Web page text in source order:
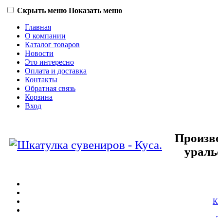
Скрыть меню Показать меню
Главная
О компании
Каталог товаров
Новости
Это интересно
Оплата и доставка
Контакты
Обратная связь
Корзина
Вход